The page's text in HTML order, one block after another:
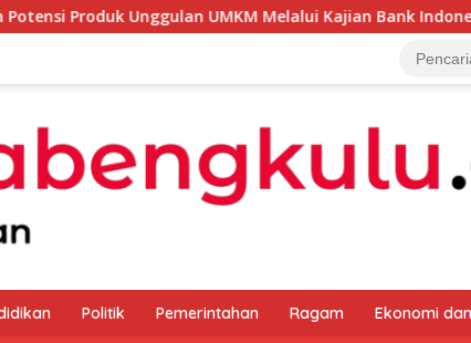
Unggulan UMKM Melalui Kajian Bank Indonesia
Politik Pemerintahan Ragam Ekonomi